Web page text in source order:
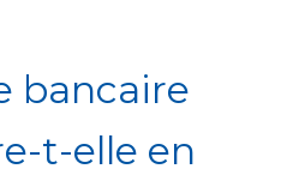
bancaire
t-elle en